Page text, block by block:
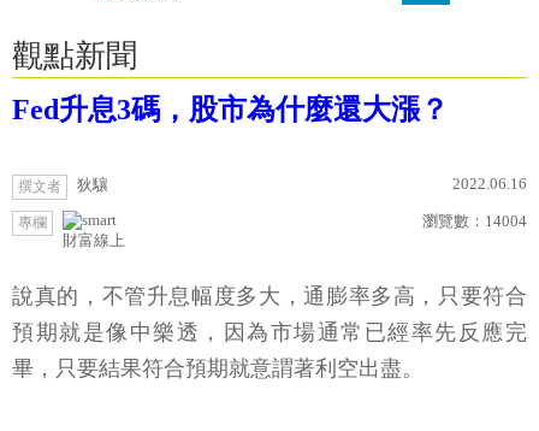
觀點新聞
Fed升息3碼，股市為什麼還大漲？
撰文者 狄驤 2022.06.16
專欄
財富線上
瀏覽數： 14004
說真的，不管升息幅度多大，通膨率多高，只要符合
預期就是像中樂透，因為市場通常已經率先反應完
畢，只要結果符合預期就意謂著利空出盡。